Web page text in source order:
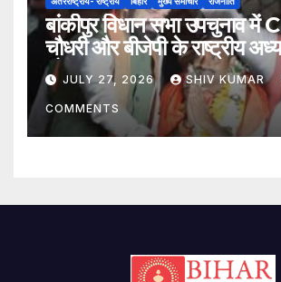
बांकीपुर विधान सभा उपचुनाव में
चौधरी और बीजेपी के राष्ट्रीय
शोJULY 27, 2026 SHIV KUMAR
COMMENTS